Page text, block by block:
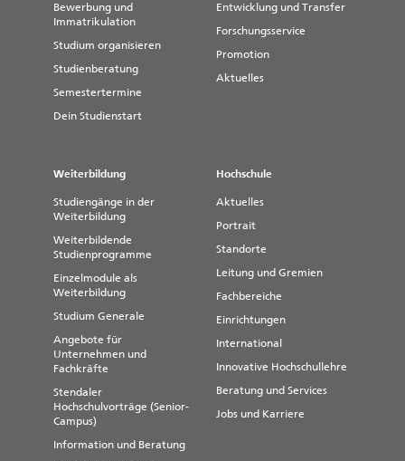
Bewerbung und
Immatrikulation
Studium organisieren
Studienberatung
Semestertermine
Dein Studienstart
Entwicklung und Transfer
Forschungsservice
Promotion
Aktuelles
Weiterbildung
Studiengänge in der
Weiterbildung
Weiterbildende
Studienprogramme
Einzelmodule als
Weiterbildung
Studium Generale
Angebote für
Unternehmen und
Fachkräfte
Stendaler
Hochschulvorträge (Senior-
Campus)
Information und Beratung
Hochschule
Aktuelles
Portrait
Standorte
Leitung und Gremien
Fachbereiche
Einrichtungen
International
Innovative Hochschullehre
Beratung und Services
Jobs und Karriere